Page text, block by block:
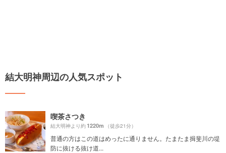
結大明神周辺の人気スポット
喫茶さつき
結大明神より約1220m （徒歩21分）
普通の方はこの道はめったに通りません。たまたま揖斐川の堤
防に抜ける抜け道...